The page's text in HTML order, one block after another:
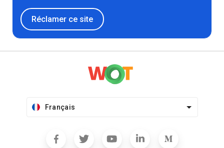
Réclamer ce site
Français